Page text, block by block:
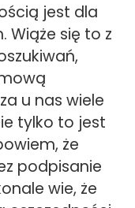
jest dla
Wiąże się to z
u nas wiele
tylko to jest
że
podpisanie
wie, że